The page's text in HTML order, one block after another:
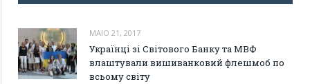
MAIO 21, 2017
Українці зі Світового Банку та МВФ
влаштували вишиванковий флешмоб по
всьому світу